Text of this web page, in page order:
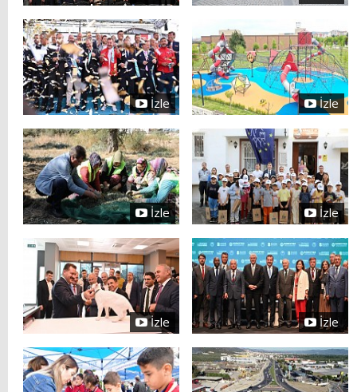
İzle İzle
İzle İzle
İzle İzle